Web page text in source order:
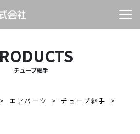
PRODUCTS
チューブ継手
エアパーツ チューブ継手